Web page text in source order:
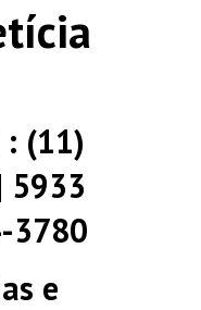
(11)
5933
3780
e